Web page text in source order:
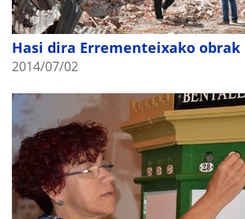
Hasi dira Errementeixako obrak
2014/07/02